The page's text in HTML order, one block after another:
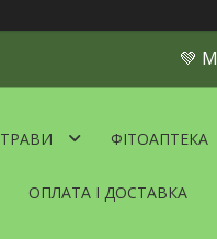
💚
ТРАВИ ФІТОАПТЕКА
ОПЛАТА І ДОСТАВКА